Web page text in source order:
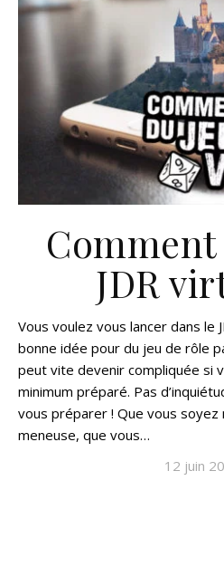
JDR
Vous voulez vous lancer dans le
bonne idée pour du jeu de rôle
peut vite devenir compliquée si
minimum préparé. Pas
vous préparer ! Que vous soyez
meneuse, que vous…
12 juin